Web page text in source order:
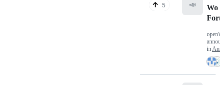
5 📣
Wo
in